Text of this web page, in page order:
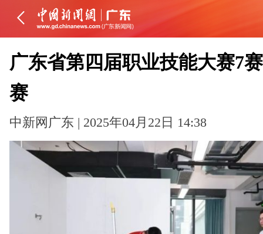
广东省第四届职业技能大赛7
赛
中新网广东 | 2025年04月22日 14:38